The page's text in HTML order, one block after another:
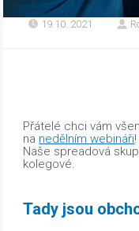
19.10. 2021
Přátelé chci vám
na nedělním webináři!
Naše spreadová
kolegové.
Tady jsou